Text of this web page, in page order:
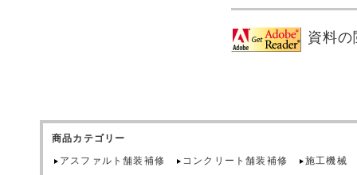
資料
商品カテゴリー
アスファルト舗装補修
コンクリート舗装補修
施工機械